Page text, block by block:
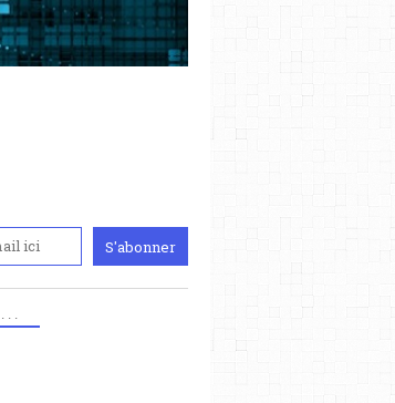
.
ce site, créé
anti-CPE,
l'actualité et de
à Paris 8. Il